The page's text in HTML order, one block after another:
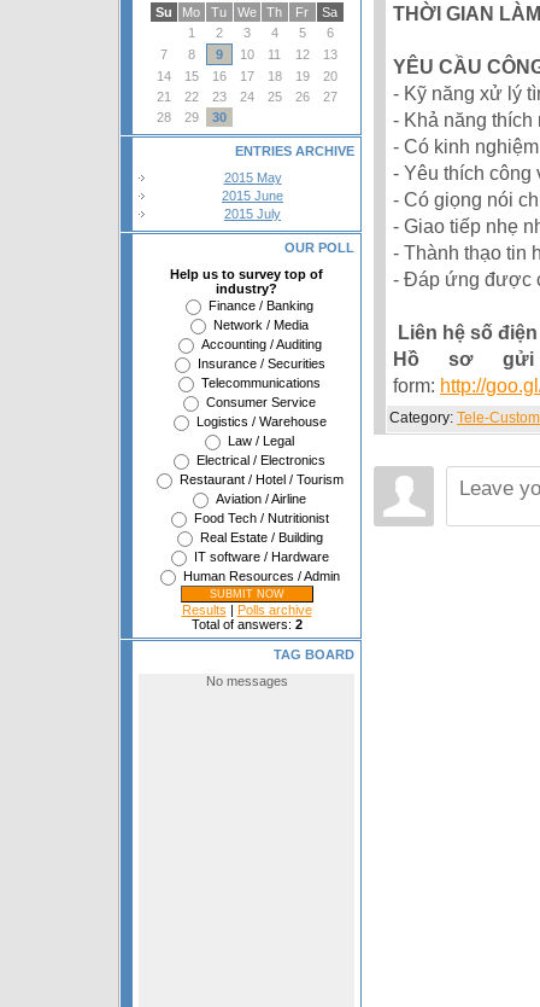
Su
Mo Tu We Th Fr
Sa
1
2 3 4 5
6
7
8 9 10 11 12
13
14
15 16 17 18 19
20
21
22 23 24 25 26
27
28
29 30
ENTRIES ARCHIVE
2015 May
2015 June
2015 July
OUR POLL
Help us to survey top of
industry?
Finance / Banking
Network / Media
Accounting / Auditing
Insurance / Securities
Telecommunications
Consumer Service
Logistics / Warehouse
Law / Legal
Electrical / Electronics
Restaurant / Hotel / Tourism
Aviation / Airline
Food Tech / Nutritionist
Real Estate / Building
IT software / Hardware
Human Resources / Admin
Results | Polls archive
Total of answers: 2
TAG BOARD
THỜI GIAN
YÊU CẦU
- Kỹ năng xử lý
- Khả năng thích
- Có kinh
- Yêu thích công
- Có giọng nói
- Giao tiếp nhẹ
- Thành thạo tin
- Đáp ứng được
Liên hệ số
Hồ sơ
form: http://
Category: Tele-